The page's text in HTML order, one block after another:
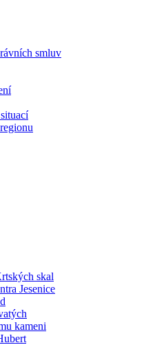
smluv
skal
Jesenice
kameni